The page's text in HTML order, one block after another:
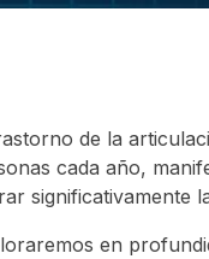
de la
cada año,
significativamente
en